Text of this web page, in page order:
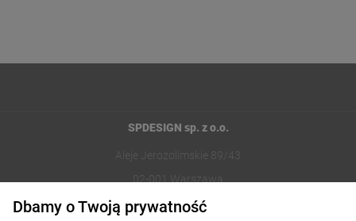
SPDESIGN sp. z o.o.
Aleje Jerozolimskie 89/43
02-001 Warszawa
Dbamy o Twoją prywatność